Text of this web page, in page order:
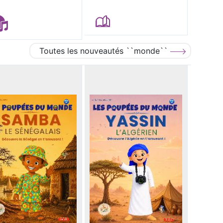
Toutes les nouveautés ``monde``